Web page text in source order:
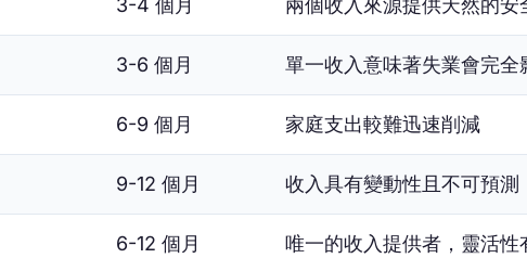
3-4 個月 兩個收入來源提供天然的安
3-6 個月 單一收入意味著失業會完全
6-9 個月 家庭支出較難迅速削減
9-12 個月 收入具有變動性且不可預測
6-12 個月 唯一的收入提供者，靈活性